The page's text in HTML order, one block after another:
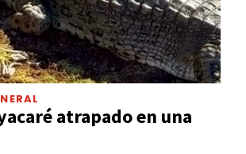
atrapado en una